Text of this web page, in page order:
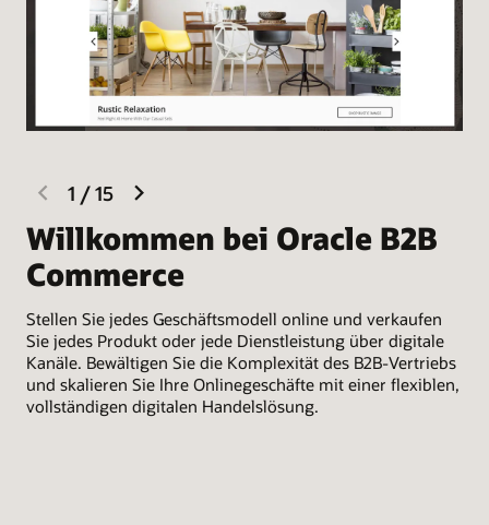
previous
slide
1 /15
Willkommen bei Oracle B2B
Commerce
Stellen Sie jedes Geschäftsmodell online und verkaufen
Sie jedes Produkt oder jede Dienstleistung über digitale
Kanäle. Bewältigen Sie die Komplexität des B2B-Vertriebs
und skalieren Sie Ihre Onlinegeschäfte mit einer flexiblen,
vollständigen digitalen Handelslösung.